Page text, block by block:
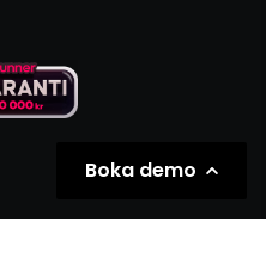
Boka demo